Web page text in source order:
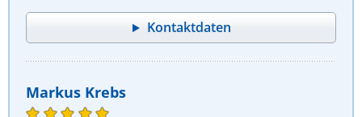
Kontaktdaten
Markus Krebs